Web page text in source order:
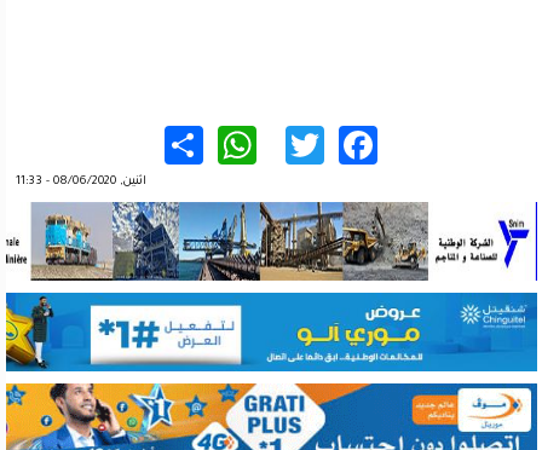
Facebook
Twitter
WhatsApp
اثنين, 08/06/2020 - 11:33